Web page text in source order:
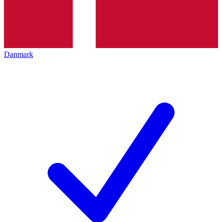
Danmark